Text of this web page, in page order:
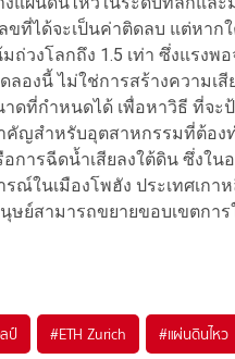
ขที่ได้จะเป็นค่าติดลบ แต่หา
ถ่วงโลกถึง 1.5 เท่า ซึ่งแรง
องนี้ ไม่ใช่การสร้างความเสี
ดที่กำหนดได้ เพื่อหาวิธี ที่จะ
ญสำหรับอุตสาหกรรมที่ต้องท
การฉีดน้ำเสียลงใต้ดิน ซึ่งใน
ณ์ในเมืองโพฮัง ประเทศเกา
ย์สามารถขยายขอบเขตกา
ป์ #ETH Zurich #แผ่นดินไหว